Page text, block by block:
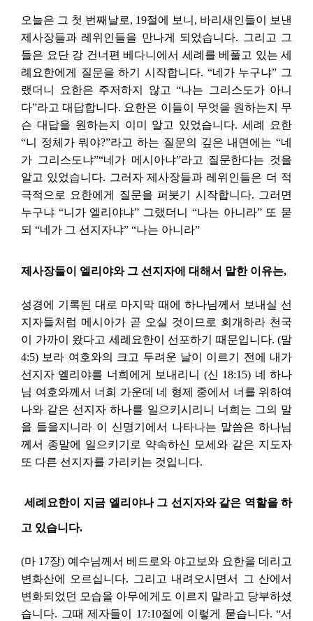
오늘은 그 첫 번째날로, 19절에 보니, 바리새인들이 보낸
제사장들과 레위인들을 만나게 되었습니다. 그리고 그
들은 요단 강 건너편 베다니에서 세례를 베풀고 있는 세
례요한에게 질문을 하기 시작합니다. “네가 누구냐” 그
랬더니 요한은 주저하지 않고 “나는 그리스도가 아니
다”라고 대답합니다. 요한은 이들이 무엇을 원하는지 무
슨 대답을 원하는지 이미 알고 있었습니다. 세례 요한
“니 정체가 뭐야?”라고 하는 질문의 깊은 내면에는 “네
가 그리스도냐”“네가 메시아냐”라고 질문한다는 것을
알고 있었습니다. 그러자 제사장들과 레위인들은 더 적
극적으로 요한에게 질문을 퍼붓기 시작합니다. 그러면
누구냐 “니가 엘리야냐” 그랬더니 “나는 아니라” 또 묻
되 “네가 그 선지자냐” “나는 아니라”
제사장들이 엘리야와 그 선지자에 대해서 말한 이유는,
성경에 기록된 대로 마지막 때에 하나님께서 보내실 선
지자들처럼 메시아가 곧 오실 것이므로 회개하라 천국
이 가까이 왔다고 세례요한이 선포하기 때문입니다. (말
4:5) 보라 여호와의 크고 두려운 날이 이르기 전에 내가
선지자 엘리야를 너희에게 보내리니 (신 18:15) 네 하나
님 여호와께서 너희 가운데 네 형제 중에서 너를 위하여
나와 같은 선지자 하나를 일으키시리니 너희는 그의 말
을 들을지니라 이 신명기에서 나타나는 말씀은 하나님
께서 종말에 일으키기로 약속하신 모세와 같은 지도자
또 다른 선지자를 가리키는 것입니다.
세례요한이 지금 엘리야나 그 선지자와 같은 역할을 하
고 있습니다.
(마 17장) 예수님께서 베드로와 야고보와 요한을 데리고
변화산에 오르십니다. 그리고 내려오시면서 그 산에서
변화되었던 모습을 아무에게도 이르지 말라고 당부하셨
습니다. 그때 제자들이 17:10절에 이렇게 묻습니다. “서